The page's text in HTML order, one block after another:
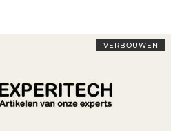
VERBOUWEN